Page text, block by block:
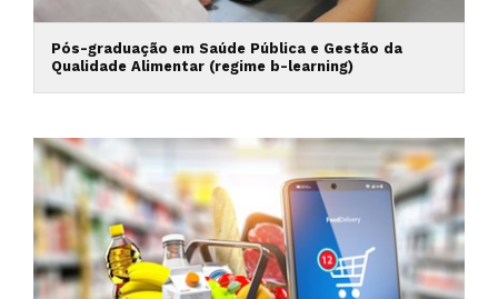
Pós-graduação em Saúde Pública e Gestão da
Qualidade Alimentar (regime b-learning)